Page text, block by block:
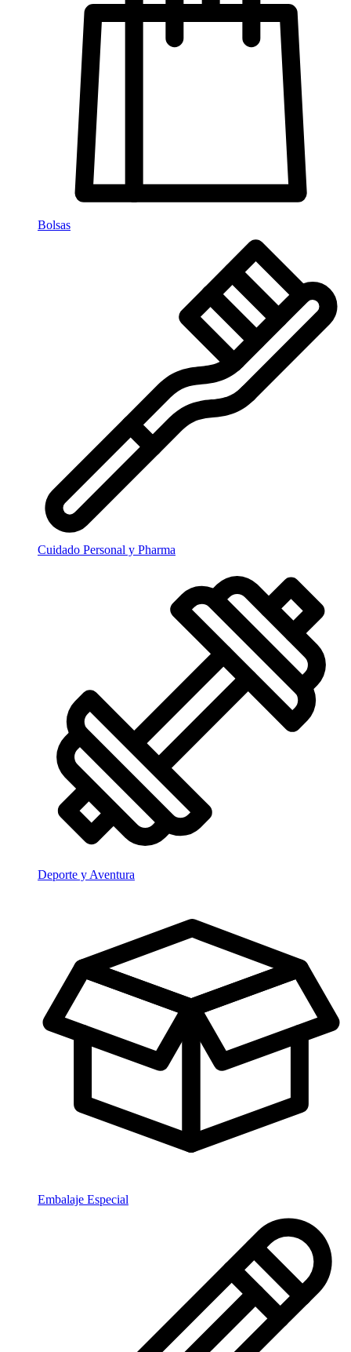
Bolsas
Cuidado Personal y Pharma
Deporte y Aventura
Embalaje Especial